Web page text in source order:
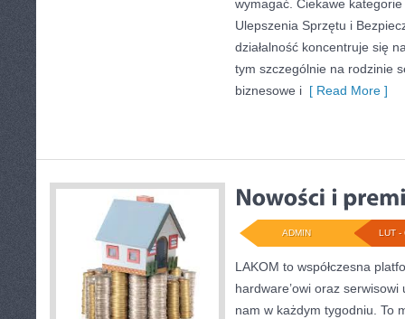
wymagać. Ciekawe
Ulepszenia Sprzętu i
działalność koncentruje się
tym szczególnie na rodzinie
biznesowe i [ Read More ]
LUT -
ADMIN
LAKOM to współczesna
hardware’owi oraz
nam w każdym tygodniu. To